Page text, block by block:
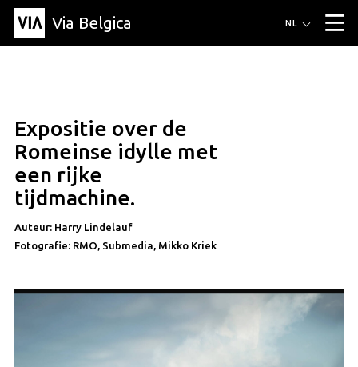
Via Belgica ▼
Artikel
Educatie
Recept
Vrienden
Over Via Belgica
NL
Expositie over de
Romeinse idylle met
een rijke
tijdmachine.
Auteur: Harry Lindelauf
Fotografie: RMO, Submedia, Mikko Kriek